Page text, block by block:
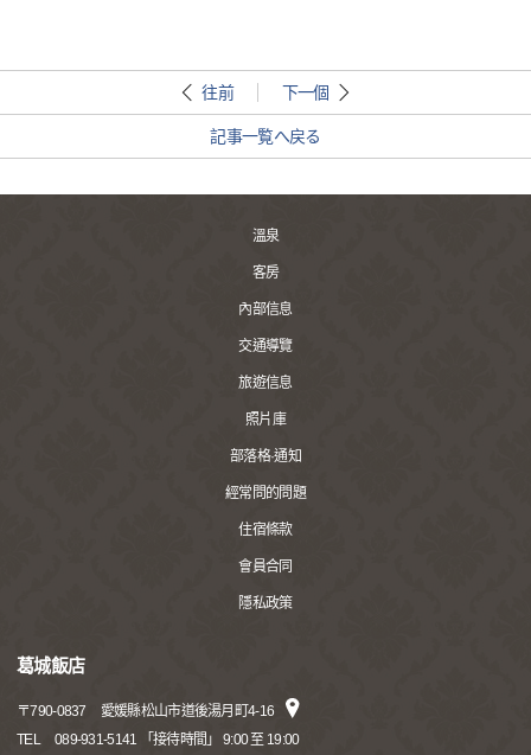
往前 下一個
記事一覧へ戻る
溫泉
客房
內部信息
交通導覽
旅遊信息
照片庫
部落格·通知
經常問的問題
住宿條款
會員合同
隱私政策
葛城飯店
〒790-0837
愛媛縣松山市道後湯月町4-16
TEL
089-931-5141 「接待時間」 9:00 至 19:00